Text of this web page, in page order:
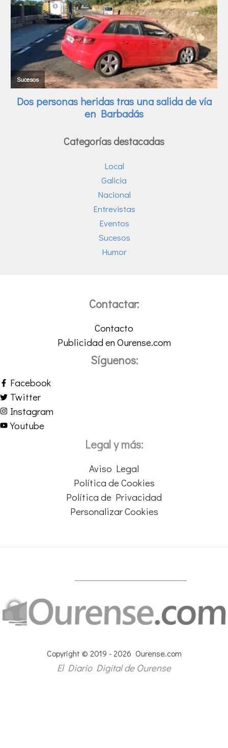
Categorías destacadas
Local
Galicia
Nacional
Entrevistas
Eventos
Sucesos
Humor
Contactar:
Contacto
Publicidad en Ourense.com
Síguenos:
Facebook
Twitter
Instagram
Youtube
Legal y más:
Aviso Legal
Política de Cookies
Política de Privacidad
Personalizar Cookies
Copyright © 2019 - 2026 Ourense.com
El Diario Digital de Ourense